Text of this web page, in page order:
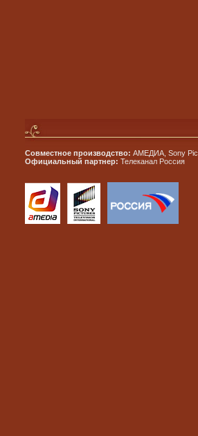
Совместное производство: АМЕДИА, Sony
Официальный партнер: Телеканал Россия